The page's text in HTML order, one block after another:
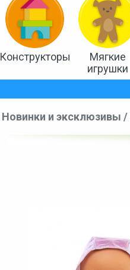
Конструкторы
Мягкие
игрушки
Новинки и эксклюзивы /